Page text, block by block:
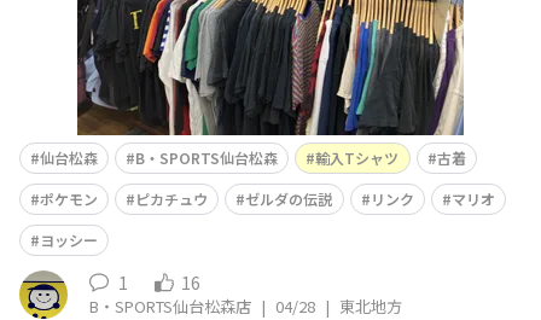
仙台松森 B・SPORTS仙台松森 輸入Tシャツ
古着
ポケモン
ピカチュウ ゼルダの伝説 リンク
マリオ
ヨッシー
1 16
B・SPORTS仙台松森店 | 04/28 | 東北地方